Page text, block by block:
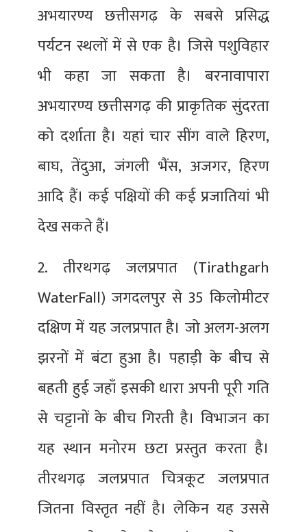
अभयारण्य छत्तीसगढ़ के सबसे प्रसिद्ध
पर्यटन स्थलों में से एक है। जिसे पशुविहार
भी कहा जा सकता है। बरनावापारा
अभयारण्य छत्तीसगढ़ की प्राकृतिक सुंदरता
को दर्शाता है। यहां चार सींग वाले हिरण,
बाघ, तेंदुआ, जंगली भैंस, अजगर, हिरण
आदि हैं। कई पक्षियों की कई प्रजातियां भी
देख सकते हैं।
2. तीरथगढ़ जलप्रपात (Tirathgarh
WaterFall) जगदलपुर से 35 किलोमीटर
दक्षिण में यह जलप्रपात है। जो अलग-अलग
झरनों में बंटा हुआ है। पहाड़ी के बीच से
बहती हुई जहाँ इसकी धारा अपनी पूरी गति
से चट्टानों के बीच गिरती है। विभाजन का
यह स्थान मनोरम छटा प्रस्तुत करता है।
तीरथगढ़ जलप्रपात चित्रकूट जलप्रपात
जितना विस्तृत नहीं है। लेकिन यह उससे